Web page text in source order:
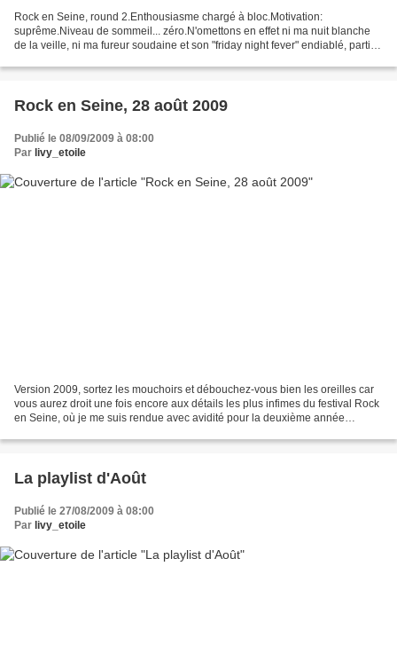
Rock en Seine, round 2.Enthousiasme chargé à bloc.Motivation:
suprême.Niveau de sommeil... zéro.N'omettons en effet ni ma nuit blanche
de la veille, ni ma fureur soudaine et son "friday night fever" endiablé, partie
Rock en Seine, 28 août 2009
Publié le 08/09/2009 à 08:00
Par livy_etoile
Version 2009, sortez les mouchoirs et débouchez-vous bien les oreilles car
vous aurez droit une fois encore aux détails les plus infimes du festival Rock
en Seine, où je me suis rendue avec avidité pour la deuxième année
La playlist d'Août
Publié le 27/08/2009 à 08:00
Par livy_etoile